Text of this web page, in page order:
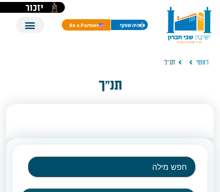
יזכור
היה שותף Be a Partner
ראשי תנ"ך
תנ"ך